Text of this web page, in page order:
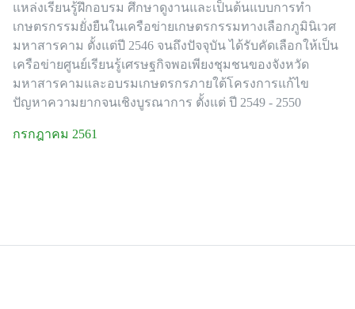
แหล่งเรียนรู้ฝึกอบรม ศึกษาดูงานและเป็นต้นแบบการทำ
เกษตรกรรมยั่งยืนในเครือข่ายเกษตรกรรมทางเลือกภูมินิเวศ
มหาสารคาม ตั้งแต่ปี 2546 จนถึงปัจจุบัน ได้รับคัดเลือกให้เป็น
เครือข่ายศูนย์เรียนรู้เศรษฐกิจพอเพียงชุมชนของจังหวัด
มหาสารคามและอบรมเกษตรกรภายใต้โครงการแก้ไข
ปัญหาความยากจนเชิงบูรณาการ ตั้งแต่ ปี 2549 - 2550
กรกฎาคม 2561